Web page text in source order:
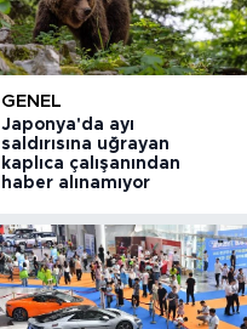
GENEL
Japonya'da ayı
saldırısına uğrayan
kaplıca çalışanından
haber alınamıyor